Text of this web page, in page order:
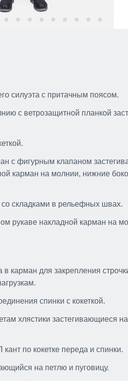
силуэта с притачным поясом.
с ветрозащитной планкой
с фигурным клапаном
карман на молнии, нижние
со складками в рельефных швах.
рукаве накладной карман на
карман для закрепления
спинки с кокеткой.
хлястики застегивающиеся
по кокетке переда и спинки.
на петлю и пуговицу.
44-46 /
брюки